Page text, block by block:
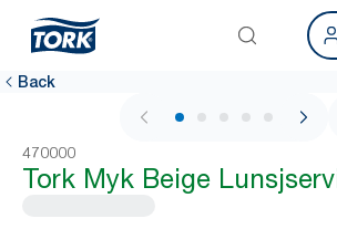
Back
1 / 5
470000
Tork Myk Beige